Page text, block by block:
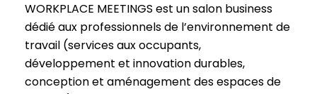
WORKPLACE MEETINGS est un salon business
dédié aux professionnels de l’environnement de
travail (services aux occupants,
développement et innovation durables,
conception et aménagement des espaces de